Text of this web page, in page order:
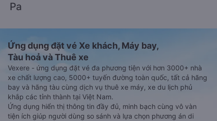
Pa
Ứng dụng đặt vé Xe khách, Máy bay,
Tàu hoả và Thuê xe
Vexere - ứng dụng đặt vé đa phương tiện với hơn 3000+ nhà
xe chất lượng cao, 5000+ tuyến đường toàn quốc, tất cả hãng
bay và hãng tàu cùng dịch vụ thuê xe máy, xe du lịch phủ
khắp các tỉnh thành tại Việt Nam.
Ứng dụng hiển thị thông tin đầy đủ, minh bạch cùng vô vàn
tiện ích giúp người dùng so sánh và lựa chọn phương án di